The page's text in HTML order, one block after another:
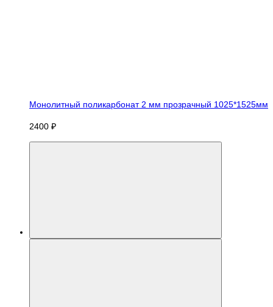
Монолитный поликарбонат 2 мм прозрачный 1025*1525мм
2400 ₽